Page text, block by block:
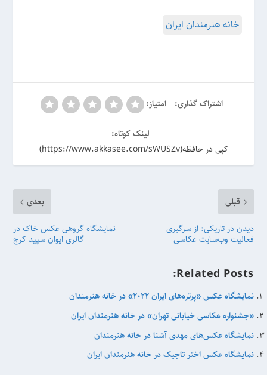
خانه هنرمندان ایران
اشتراک گذاری: امتیاز:
لینک کوتاه:
کپی در حافظه(https://www.akkasee.com/sWUSZv)
قبلی
دیدن در تاریکی: از سرگیری
فعالیت وب‌سایت عکاسی
بعدی
نمایشگاه گروهی عکس خاک در
گالری ایوان سپید کرج
Related Posts:
نمایشگاه عکس «پرتره‌های ایران 2022» در خانه هنرمندان
«جشنواره عکاسی خیابانی تهران» در خانه هنرمندان ایران
نمایشگاه عکس‌‌های مهدی آشنا در خانه هنرمندان
نمایشگاه عکس اختر تاجیک در خانه هنرمندان ایران